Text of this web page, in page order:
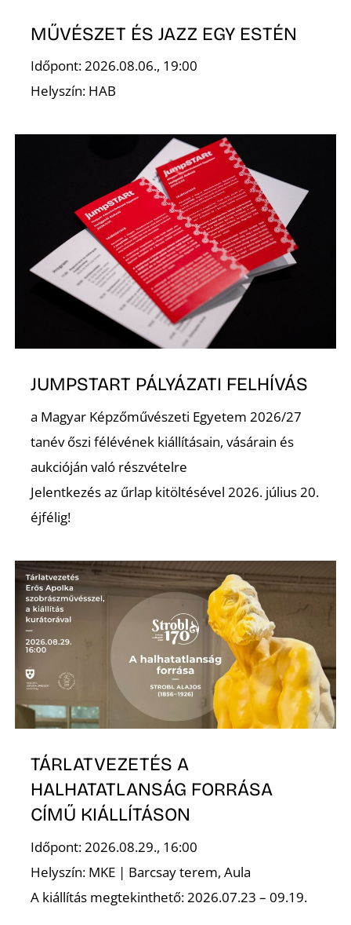
MŰVÉSZET ÉS JAZZ EGY ESTÉN
Időpont: 2026.08.06., 19:00
Helyszín: HAB
JUMPSTART PÁLYÁZATI FELHÍVÁS
a Magyar Képzőművészeti Egyetem 2026/27
tanév őszi félévének kiállításain, vásárain és
aukcióján való részvételre
Jelentkezés az űrlap kitöltésével 2026. július 20.
éjfélig!
TÁRLATVEZETÉS A
HALHATATLANSÁG FORRÁSA
CÍMŰ KIÁLLÍTÁSON
Időpont: 2026.08.29., 16:00
Helyszín: MKE | Barcsay terem, Aula
A kiállítás megtekinthető: 2026.07.23 – 09.19.